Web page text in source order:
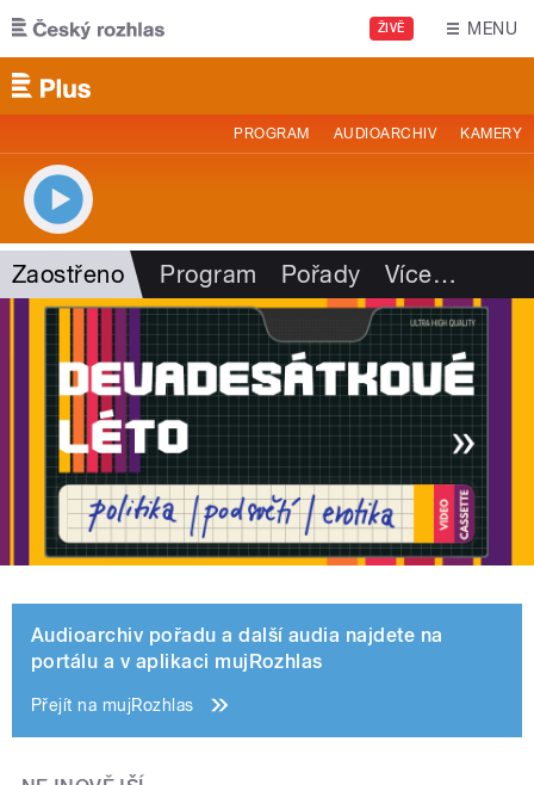
Přejít k hlavnímu obsahu
ŽIVĚ MENU
PROGRAM AUDIOARCHIV KAMERY
Zaostřeno Program Pořady Více…
Audioarchiv pořadu a další audia najdete na
portálu a v aplikaci mujRozhlas
Přejít na mujRozhlas